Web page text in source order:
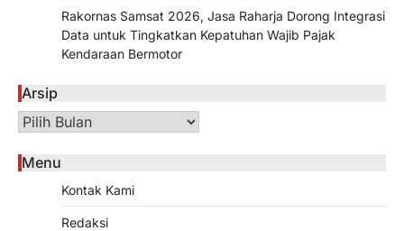
Rakornas Samsat 2026, Jasa Raharja Dorong Integrasi
Data untuk Tingkatkan Kepatuhan Wajib Pajak
Kendaraan Bermotor
Arsip
Arsip
Menu
Kontak Kami
Redaksi